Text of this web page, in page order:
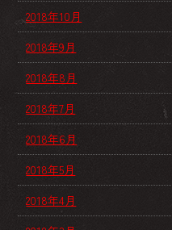
2018年10月
2018年9月
2018年8月
2018年7月
2018年6月
2018年5月
2018年4月